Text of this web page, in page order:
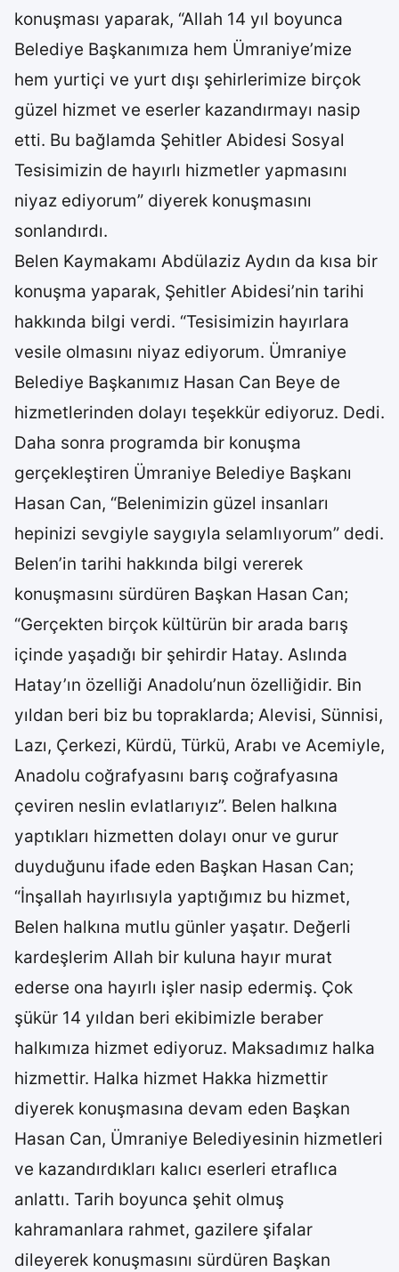
konuşması yaparak, “Allah 14 yıl boyunca
Belediye Başkanımıza hem Ümraniye’mize
hem yurtiçi ve yurt dışı şehirlerimize birçok
güzel hizmet ve eserler kazandırmayı nasip
etti. Bu bağlamda Şehitler Abidesi Sosyal
Tesisimizin de hayırlı hizmetler yapmasını
niyaz ediyorum” diyerek konuşmasını
sonlandırdı.
Belen Kaymakamı Abdülaziz Aydın da kısa bir
konuşma yaparak, Şehitler Abidesi’nin tarihi
hakkında bilgi verdi. “Tesisimizin hayırlara
vesile olmasını niyaz ediyorum. Ümraniye
Belediye Başkanımız Hasan Can Beye de
hizmetlerinden dolayı teşekkür ediyoruz. Dedi.
Daha sonra programda bir konuşma
gerçekleştiren Ümraniye Belediye Başkanı
Hasan Can, “Belenimizin güzel insanları
hepinizi sevgiyle saygıyla selamlıyorum” dedi.
Belen’in tarihi hakkında bilgi vererek
konuşmasını sürdüren Başkan Hasan Can;
“Gerçekten birçok kültürün bir arada barış
içinde yaşadığı bir şehirdir Hatay. Aslında
Hatay’ın özelliği Anadolu’nun özelliğidir. Bin
yıldan beri biz bu topraklarda; Alevisi, Sünnisi,
Lazı, Çerkezi, Kürdü, Türkü, Arabı ve Acemiyle,
Anadolu coğrafyasını barış coğrafyasına
çeviren neslin evlatlarıyız”. Belen halkına
yaptıkları hizmetten dolayı onur ve gurur
duyduğunu ifade eden Başkan Hasan Can;
“İnşallah hayırlısıyla yaptığımız bu hizmet,
Belen halkına mutlu günler yaşatır. Değerli
kardeşlerim Allah bir kuluna hayır murat
ederse ona hayırlı işler nasip edermiş. Çok
şükür 14 yıldan beri ekibimizle beraber
halkımıza hizmet ediyoruz. Maksadımız halka
hizmettir. Halka hizmet Hakka hizmettir
diyerek konuşmasına devam eden Başkan
Hasan Can, Ümraniye Belediyesinin hizmetleri
ve kazandırdıkları kalıcı eserleri etraflıca
anlattı. Tarih boyunca şehit olmuş
kahramanlara rahmet, gazilere şifalar
dileyerek konuşmasını sürdüren Başkan